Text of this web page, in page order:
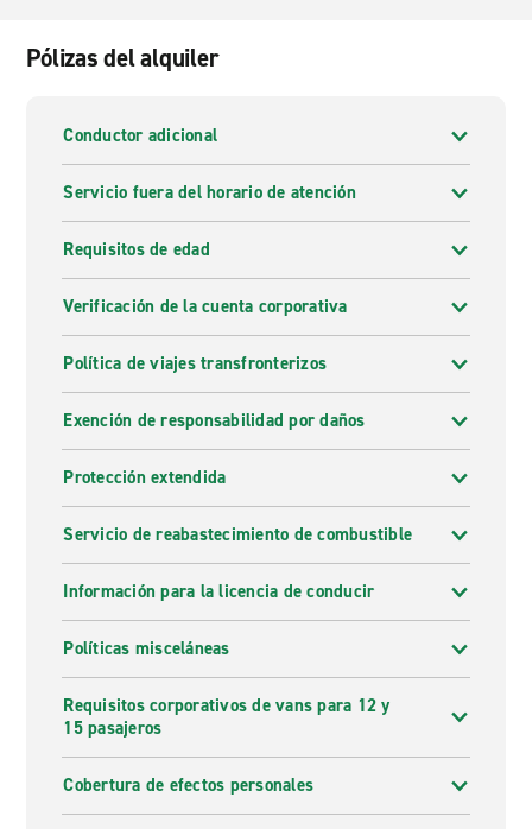
Pólizas del alquiler
Conductor adicional
Servicio fuera del horario de atención
Requisitos de edad
Verificación de la cuenta corporativa
Política de viajes transfronterizos
Exención de responsabilidad por daños
Protección extendida
Servicio de reabastecimiento de combustible
Información para la licencia de conducir
Políticas misceláneas
Requisitos corporativos de vans para 12 y
15 pasajeros
Cobertura de efectos personales